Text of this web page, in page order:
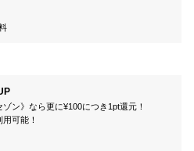
ン》なら更に¥100につき1pt還元！
可能！